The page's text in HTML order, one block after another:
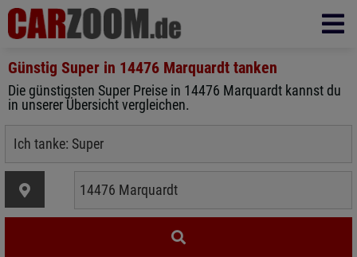
Günstig Super in 14476 Marquardt tanken
Die günstigsten Super Preise in 14476 Marquardt kannst du
in unserer Übersicht vergleichen.